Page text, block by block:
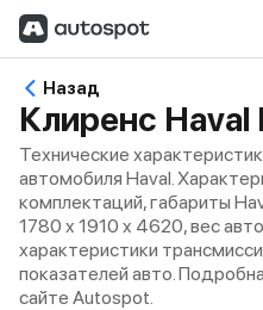
Назад
Клиренс Haval
Технические
автомобиля Haval.
комплектаций, габариты
1780 x 1910 x 4620, вес
характеристики
показателей авто.
сайте Autospot.